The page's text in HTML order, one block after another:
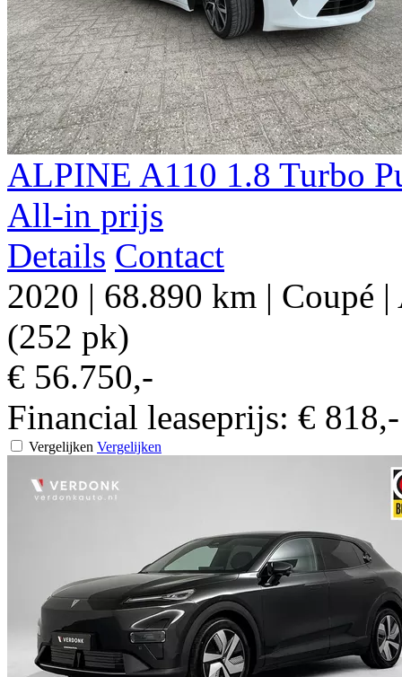
ALPINE A110 1.8 Turbo
All-in prijs
Details Contact
2020 | 68.890 km | Coupé |
(252 pk)
€ 56.750,-
Financial leaseprijs: €
Vergelijken Vergelijken